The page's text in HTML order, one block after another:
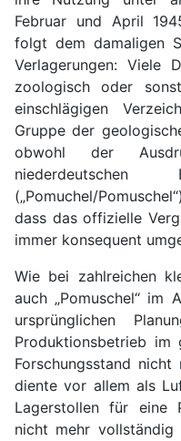
Februar und April
folgt dem damaligen
Verlagerungen: Viele
zoologisch oder
einschlägigen
Gruppe der
obwohl der
(„Pomuchel/
dass das offizielle
immer konsequent
Wie bei zahlreichen
auch „Pomuschel“ im
ursprünglichen
Produktionsbetrieb
Forschungsstand
diente vor allem als
Lagerstollen für eine
nicht mehr